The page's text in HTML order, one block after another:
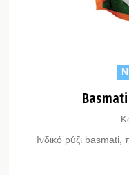
Ινδικό ρύζι basmati,